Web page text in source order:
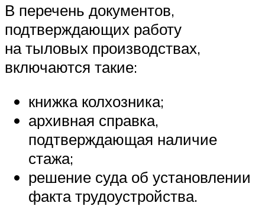
В перечень документов,
подтверждающих работу
на тыловых производствах,
включаются такие:
книжка колхозника;
архивная справка,
подтверждающая наличие
стажа;
решение суда об установлении
факта трудоустройства.